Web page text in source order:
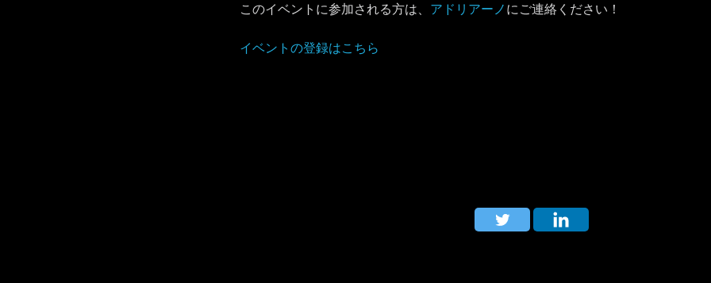
このイベントに参加される方は、 アドリアーノ にご連絡ください！
イベントの登録はこちら